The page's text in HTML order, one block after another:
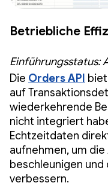
Betriebliche
Einführungsstatus:
Die Orders API
auf
wiederkehrende
nicht integriert
Echtzeitdaten
aufnehmen, um
beschleunigen
verbessern.